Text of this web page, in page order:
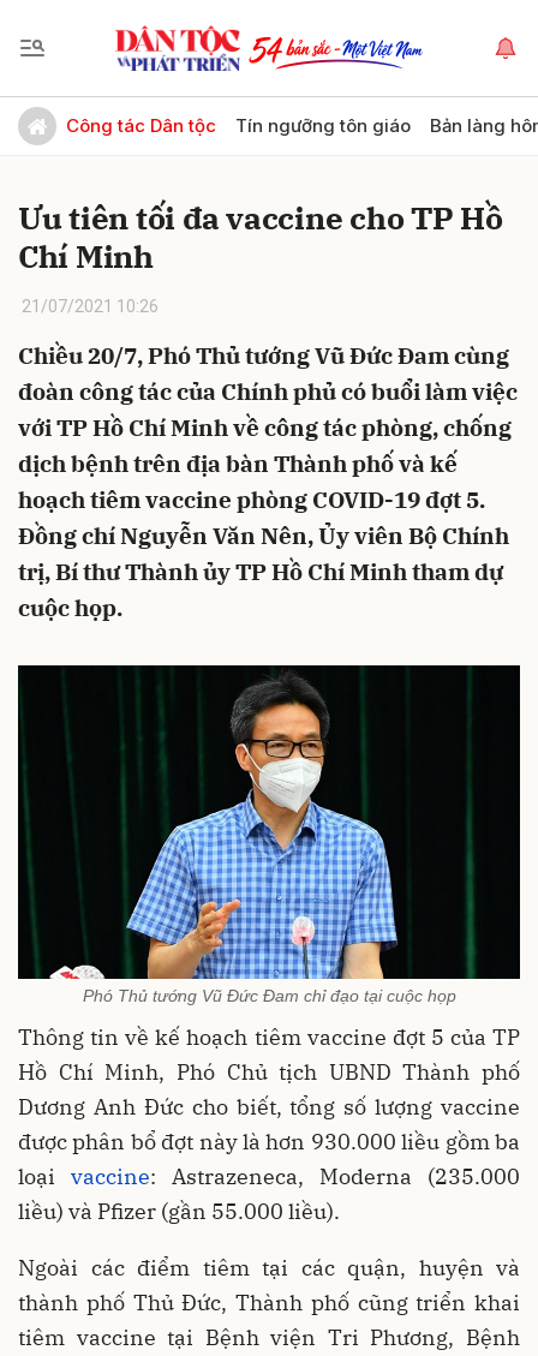
Công tác Dân tộc Tín ngưỡng tôn giáo Bản làng
Ưu tiên tối đa vaccine cho TP Hồ
Chí Minh
21/07/2021 10:26
Chiều 20/7, Phó Thủ tướng Vũ Đức Đam cùng
đoàn công tác của Chính phủ có buổi làm việc
với TP Hồ Chí Minh về công tác phòng, chống
dịch bệnh trên địa bàn Thành phố và kế
hoạch tiêm vaccine phòng COVID-19 đợt 5.
Đồng chí Nguyễn Văn Nên, Ủy viên Bộ Chính
trị, Bí thư Thành ủy TP Hồ Chí Minh tham dự
cuộc họp.
Phó Thủ tướng Vũ Đức Đam chỉ đạo tại cuộc họp
Thông tin về kế hoạch tiêm vaccine đợt 5 của TP
Hồ Chí Minh, Phó Chủ tịch UBND Thành phố
Dương Anh Đức cho biết, tổng số lượng vaccine
được phân bổ đợt này là hơn 930.000 liều gồm ba
loại vaccine: Astrazeneca, Moderna (235.000
liều) và Pfizer (gần 55.000 liều).
Ngoài các điểm tiêm tại các quận, huyện và
thành phố Thủ Đức, Thành phố cũng triển khai
tiêm vaccine tại Bệnh viện Tri Phương, Bệnh
Gửi bình luận
Hủy Gửi